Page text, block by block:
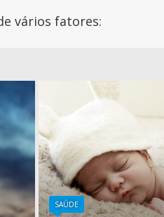
vários fatores:
SAÚDE